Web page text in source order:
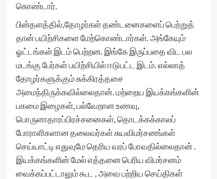
கொண்டார்.
பின்தளத்தில்,தோழர்கள் தண்டனைகளைப் பெற்றுத்
தான் பயிற்சிகளை மேற்கொண்டார்கள். அங்கேயும்
ஓட்டங்கள் இடம் பெற்றன. இங்கே இருப்பதை விட பல
மடங்கு பேர்கள் பயிற்சியில் ஈடுபட்ட‌ இடம். எல்லாத்
தோழர்களுக்கும் சுக்கிரத்தசை
அமைந்திருக்கவில்லைதான். மற்றைய இயக்கங்களின்
பகமை இழைகள், பல்வேறான உணவு,
பொருளாதாரப்பிரச்சனைகள், தொடக்கக்காலப்
போராளிகளான‌ தலைவர்கள் சுயவிமர்சனங்கள்
செய்யாட்டி எதுவுமே தெரிய வரப் போவதில்லைதான் .
இயக்கங்களின் மேல் எத்தனை பெரிய விமர்சனம்
வைக்கப்பட்டாலும் கூட , அவை பற்றிய செய்திகள்